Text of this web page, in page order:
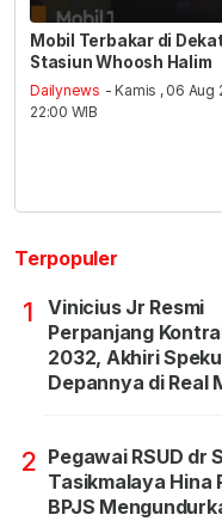
Mobil Terbakar di
Stasiun Whoosh Halim
Dailynews - Kamis , 06 Aug
22:00 WIB
Terpopuler
1
Vinicius Jr Resmi
Perpanjang
2032, Akhiri
Depannya di Real
2 Pegawai RSUD dr
Tasikmalaya Hina
BPJS